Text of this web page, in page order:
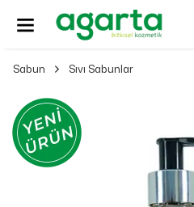
Sabun Sıvı Sabunlar